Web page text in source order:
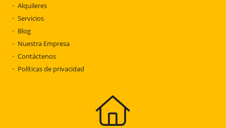
Alquileres
Servicios
Blog
Nuestra Empresa
Contáctenos
Políticas de privacidad